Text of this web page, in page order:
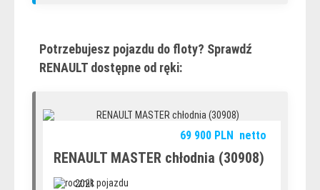
Potrzebujesz pojazdu do floty? Sprawdź
RENAULT dostępne od ręki:
69 900 PLN netto
RENAULT MASTER chłodnia (30908)
2021